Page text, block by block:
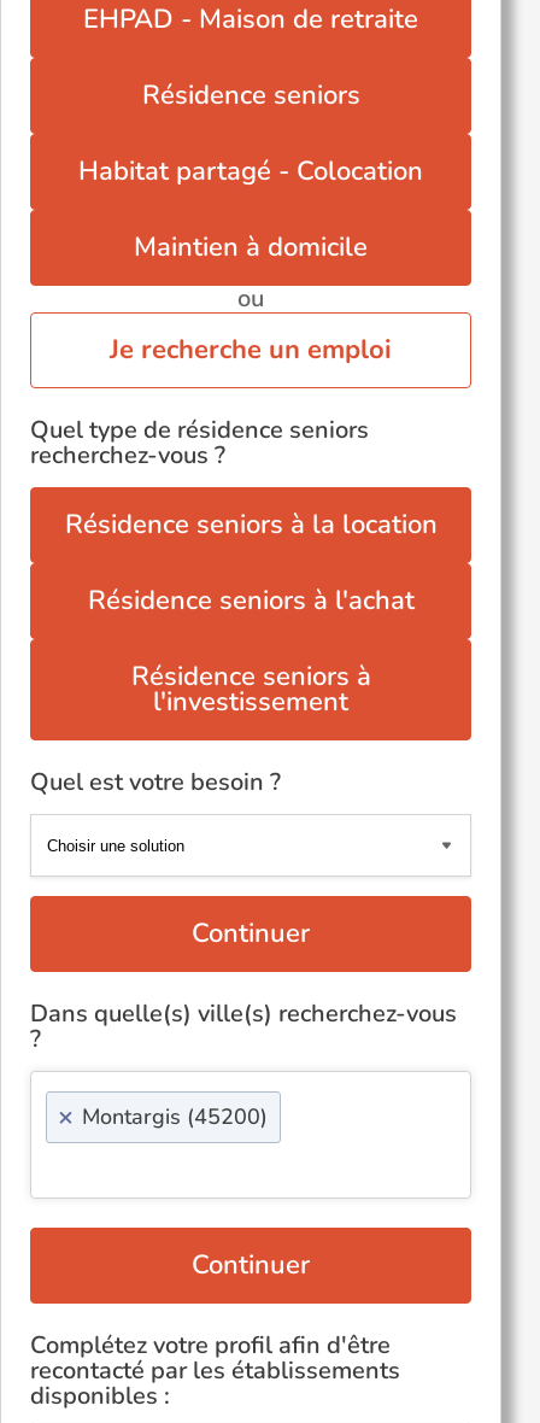
EHPAD - Maison de retraite
Résidence seniors
Habitat partagé - Colocation
Maintien à domicile
ou
Je recherche un emploi
Quel type de résidence seniors
recherchez-vous ?
Résidence seniors à la location
Résidence seniors à l'achat
Résidence seniors à
l'investissement
Quel est votre besoin ?
Continuer
Dans quelle(s) ville(s) recherchez-vous
?
× Montargis (45200)
Continuer
Complétez votre profil afin d'être
recontacté par les établissements
disponibles :